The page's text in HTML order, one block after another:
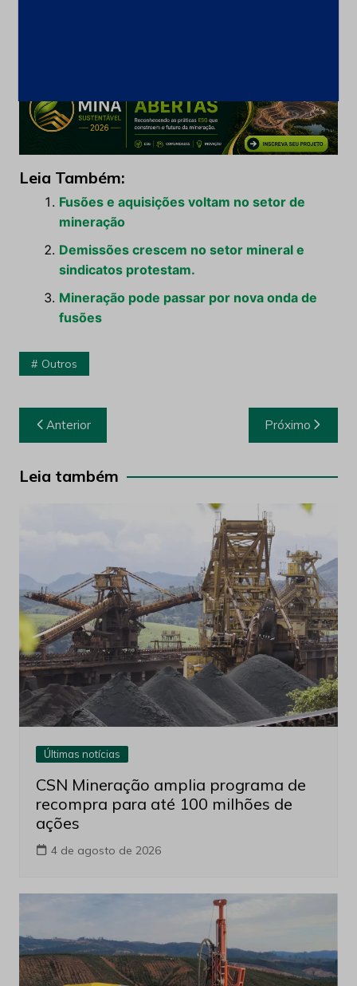
Leia Também:
Fusões e aquisições voltam no setor de
mineração
Demissões crescem no setor mineral e
sindicatos protestam.
Mineração pode passar por nova onda de
fusões
Outros
Navegação
de
Post
Anterior Próximo
Leia também
Últimas notícias
CSN Mineração amplia programa de
recompra para até 100 milhões de
ações
4 de agosto de 2026